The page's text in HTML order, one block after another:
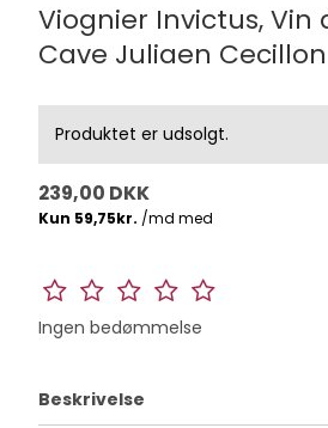
Viognier Invictus, Vin
Cave Juliaen Cecillon
Produktet er udsolgt.
239,00 DKK
Ingen bedømmelse
Beskrivelse